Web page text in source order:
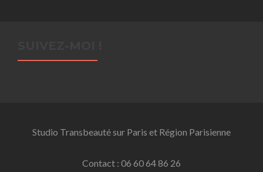
Studio Transbeauté sur Paris et Région Parisienne
Contact : 06 60 64 86 26